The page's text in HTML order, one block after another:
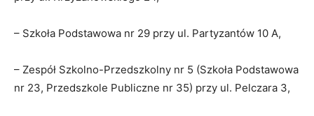
– Szkoła Podstawowa nr 29 przy ul. Partyzantów 10 A,
– Zespół Szkolno-Przedszkolny nr 5 (Szkoła Podstawowa
nr 23, Przedszkole Publiczne nr 35) przy ul. Pelczara 3,